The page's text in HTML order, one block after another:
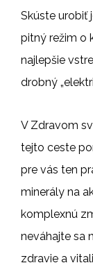
Skúste urobiť
pitný režim o
najlepšie
drobný
V Zdravom
tejto ceste
pre vás ten
minerály na
komplexnú
neváhajte sa
zdravie a